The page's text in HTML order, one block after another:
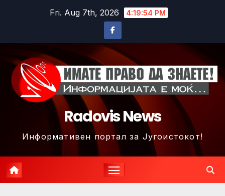
Fri. Aug 7th, 2026 4:19:57 PM
Radovis News
Информативен портал за Југоистокот!